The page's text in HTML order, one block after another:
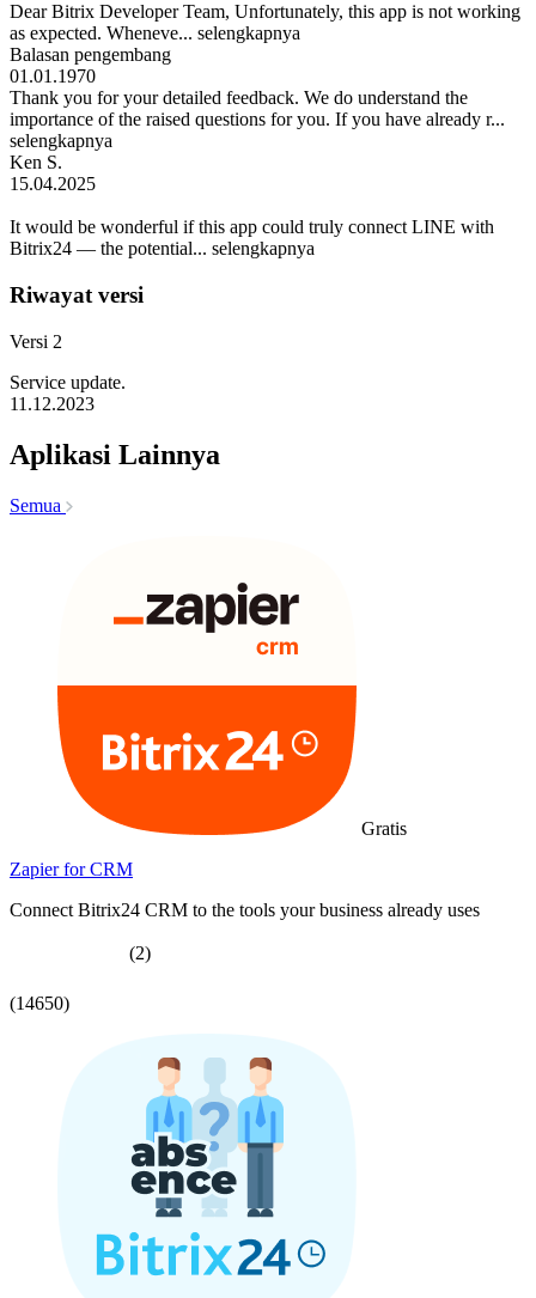
Dear Bitrix Developer Team, Unfortunately, this app is not working
as expected. Wheneve... selengkapnya
Balasan pengembang
01.01.1970
Thank you for your detailed feedback. We do understand the
importance of the raised questions for you. If you have already r...
selengkapnya
Ken S.
15.04.2025
It would be wonderful if this app could truly connect LINE with
Bitrix24 — the potential... selengkapnya
Riwayat versi
Versi 2
Service update.
11.12.2023
Aplikasi Lainnya
Semua
Gratis
Zapier for CRM
Connect Bitrix24 CRM to the tools your business already uses
(2)
(14650)